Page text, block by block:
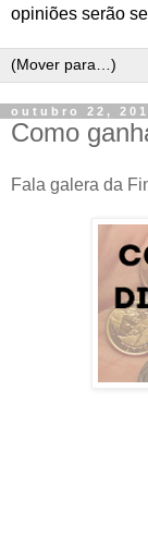
opiniões serão
outubro 22,
Como
Fala galera da